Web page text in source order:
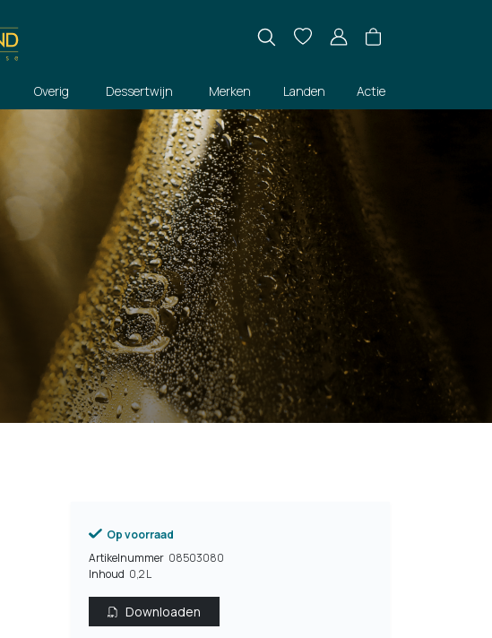
Overig Dessertwijn Merken Landen Actie
Op voorraad
Artikelnummer 08503080
Inhoud 0,2 L
Downloaden